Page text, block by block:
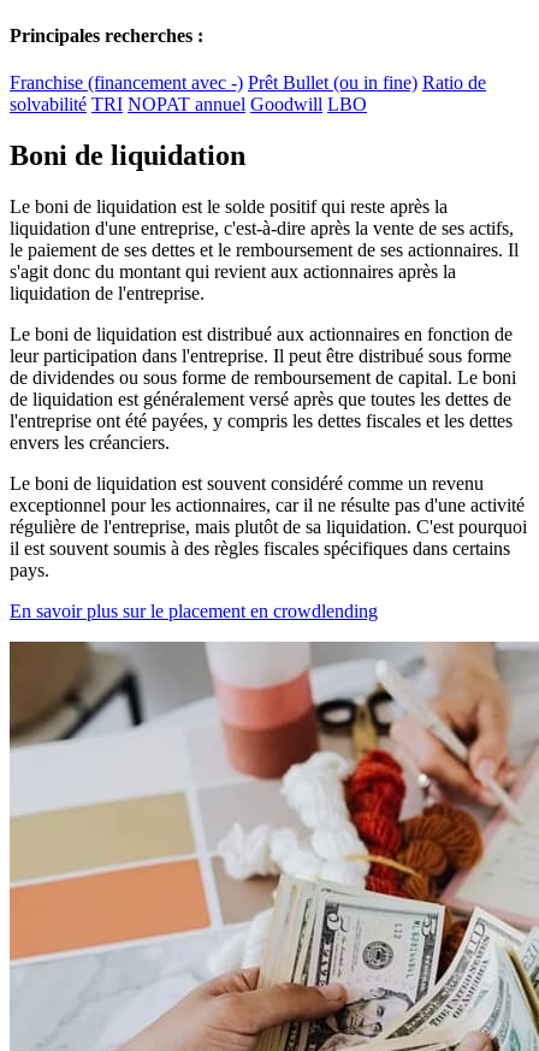
Principales recherches :
Franchise (financement avec -) Prêt Bullet (ou in fine) Ratio de
solvabilité TRI NOPAT annuel Goodwill LBO
Boni de liquidation
Le boni de liquidation est le solde positif qui reste après la
liquidation d'une entreprise, c'est-à-dire après la vente de ses actifs,
le paiement de ses dettes et le remboursement de ses actionnaires. Il
s'agit donc du montant qui revient aux actionnaires après la
liquidation de l'entreprise.
Le boni de liquidation est distribué aux actionnaires en fonction de
leur participation dans l'entreprise. Il peut être distribué sous forme
de dividendes ou sous forme de remboursement de capital. Le boni
de liquidation est généralement versé après que toutes les dettes de
l'entreprise ont été payées, y compris les dettes fiscales et les dettes
envers les créanciers.
Le boni de liquidation est souvent considéré comme un revenu
exceptionnel pour les actionnaires, car il ne résulte pas d'une activité
régulière de l'entreprise, mais plutôt de sa liquidation. C'est pourquoi
il est souvent soumis à des règles fiscales spécifiques dans certains
pays.
En savoir plus sur le placement en crowdlending